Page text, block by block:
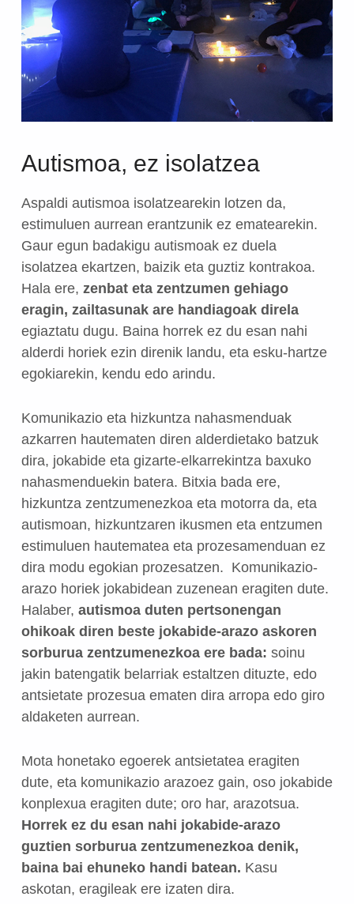
Autismoa, ez isolatzea
Aspaldi autismoa isolatzearekin lotzen da,
estimuluen aurrean erantzunik ez ematearekin.
Gaur egun badakigu autismoak ez duela
isolatzea ekartzen, baizik eta guztiz kontrakoa.
Hala ere, zenbat eta zentzumen gehiago
eragin, zailtasunak are handiagoak direla
egiaztatu dugu. Baina horrek ez du esan nahi
alderdi horiek ezin direnik landu, eta esku-hartze
egokiarekin, kendu edo arindu.
Komunikazio eta hizkuntza nahasmenduak
azkarren hautematen diren alderdietako batzuk
dira, jokabide eta gizarte-elkarrekintza baxuko
nahasmenduekin batera. Bitxia bada ere,
hizkuntza zentzumenezkoa eta motorra da, eta
autismoan, hizkuntzaren ikusmen eta entzumen
estimuluen hautematea eta prozesamenduan ez
dira modu egokian prozesatzen. Komunikazio-
arazo horiek jokabidean zuzenean eragiten dute.
Halaber, autismoa duten pertsonengan
ohikoak diren beste jokabide-arazo askoren
sorburua zentzumenezkoa ere bada: soinu
jakin batengatik belarriak estaltzen dituzte, edo
antsietate prozesua ematen dira arropa edo giro
aldaketen aurrean.
Mota honetako egoerek antsietatea eragiten
dute, eta komunikazio arazoez gain, oso jokabide
konplexua eragiten dute; oro har, arazotsua.
Horrek ez du esan nahi jokabide-arazo
guztien sorburua zentzumenezkoa denik,
baina bai ehuneko handi batean. Kasu
askotan, eragileak ere izaten dira.